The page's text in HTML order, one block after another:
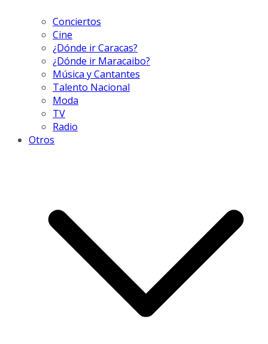
Conciertos
Cine
¿Dónde ir Caracas?
¿Dónde ir Maracaibo?
Música y Cantantes
Talento Nacional
Moda
TV
Radio
Otros